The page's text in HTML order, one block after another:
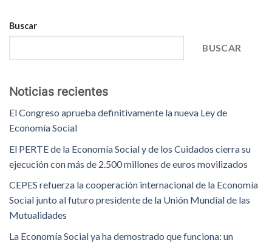
Buscar
BUSCAR
Noticias recientes
El Congreso aprueba definitivamente la nueva Ley de
Economía Social
El PERTE de la Economía Social y de los Cuidados cierra su
ejecución con más de 2.500 millones de euros movilizados
CEPES refuerza la cooperación internacional de la Economía
Social junto al futuro presidente de la Unión Mundial de las
Mutualidades
La Economía Social ya ha demostrado que funciona: un